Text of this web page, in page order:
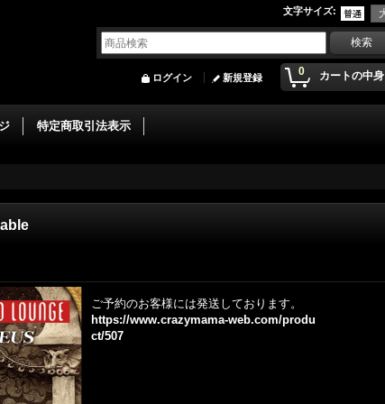
文字サイズ:
0 カートの中身
ログイン 新規登録
特定商取引法表示
ご予約のお客様には発送しております。
https://www.crazymama-web.com/produ
ct/507